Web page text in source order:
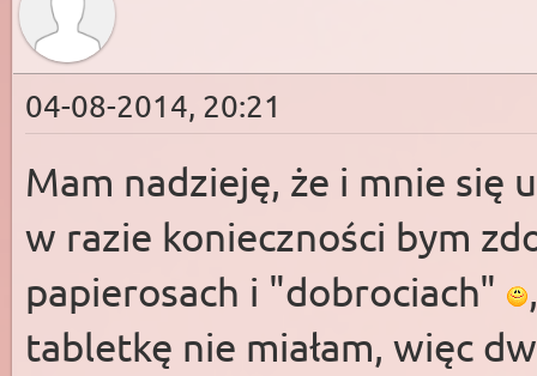
04-08-2014, 20:21
Mam nadzieję, że i mnie się
w razie konieczności bym
papierosach i "dobrociach"
tabletkę nie miałam, więc